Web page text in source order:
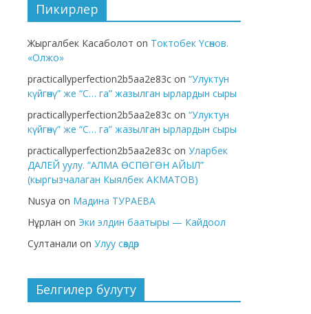
Пикирлер
Жыргалбек Касаболот on Токтобек Үсөнов.
«Олжо»
practicallyperfection2b5aa2e83c on “Улуктун
күйгөнү” же “С… га” жазылган ырлардын сыры
practicallyperfection2b5aa2e83c on “Улуктун
күйгөнү” же “С… га” жазылган ырлардын сыры
practicallyperfection2b5aa2e83c on Уларбек
ДАЛЕЙ уулу. “АЛМА ӨСПӨГӨН АЙЫЛ”
(кыргызчалаган Кыялбек АКМАТОВ)
Nusya on Мадина ТУРАЕВА
Нұрлан on Эки элдин баатыры — Кайдоол
Султанали on Улуу сөздөр
Белгилер булуту